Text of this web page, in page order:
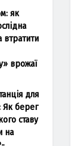
як
втратити
врожаї
для
Як берег
ставу
на